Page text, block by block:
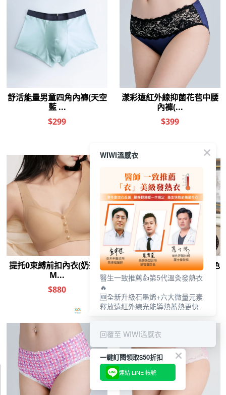
0 前往結帳 加入購物車
WIWI溫感衣
醫生一致推薦👍第5代溫灸發熱衣
🔥
🆕全新升級石墨烯+六大微量元素
釋放遠紅外線光能導熱蓄熱更快
回覆至 WIWI溫感衣
一鍵訂閱領取$50折扣
連結 LINE 帳號